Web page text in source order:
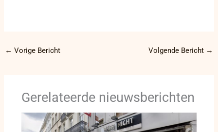
← Vorige Bericht Volgende Bericht →
Gerelateerde nieuwsberichten